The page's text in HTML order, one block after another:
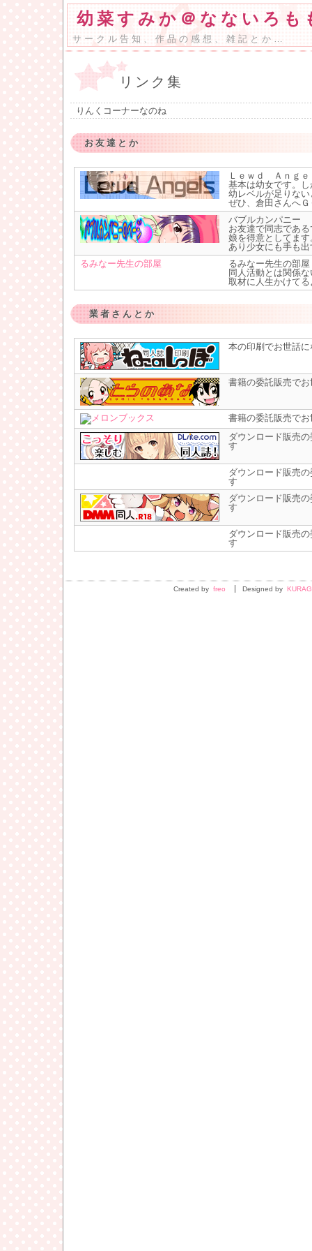
幼菜すみか＠なないろも
サークル告知、作品の感想、雑記とか…
リンク集
りんくコーナーなのね
お友達とか
Ｌｅｗｄ Ａｎｇｅ
基本は幼女です。
幼レベルが足りな
ぜひ、倉田さんへＧ
バブルカンパニー
お友達で同志であ
娘を得意としてま
あり少女にも手も
るみなー先生の部屋
るみなー先生の部屋
同人活動とは関係
取材に人生かけて
業者さんとか
本の印刷でお世話
書籍の委託販売で
書籍の委託販売で
ダウンロード販売
す
ダウンロード販売
す
ダウンロード販売
す
ダウンロード販売
す
Created by freo Designed by